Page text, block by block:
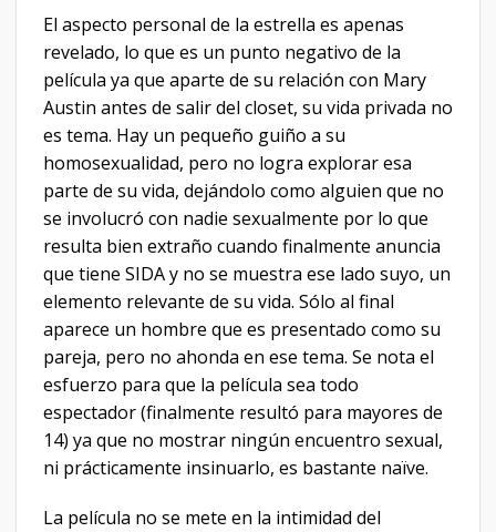
El aspecto personal de la estrella es apenas
revelado, lo que es un punto negativo de la
película ya que aparte de su relación con Mary
Austin antes de salir del closet, su vida privada no
es tema. Hay un pequeño guiño a su
homosexualidad, pero no logra explorar esa
parte de su vida, dejándolo como alguien que no
se involucró con nadie sexualmente por lo que
resulta bien extraño cuando finalmente anuncia
que tiene SIDA y no se muestra ese lado suyo, un
elemento relevante de su vida. Sólo al final
aparece un hombre que es presentado como su
pareja, pero no ahonda en ese tema. Se nota el
esfuerzo para que la película sea todo
espectador (finalmente resultó para mayores de
14) ya que no mostrar ningún encuentro sexual,
ni prácticamente insinuarlo, es bastante naïve.
La película no se mete en la intimidad del